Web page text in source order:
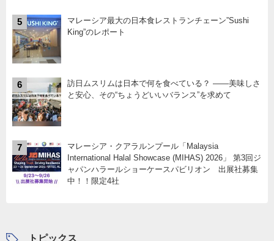
5
マレーシア最大の日本食レストランチェーン”Sushi
King”のレポート
6
訪日ムスリムは日本で何を食べている？ ――美味しさ
と安心、その“ちょうどいいバランス”を求めて
7
マレーシア・クアラルンプール「Malaysia
International Halal Showcase (MIHAS) 2026」 第3回ジ
ャパンハラールショーケースパビリオン 出展社募集
中！！限定4社
トピックス